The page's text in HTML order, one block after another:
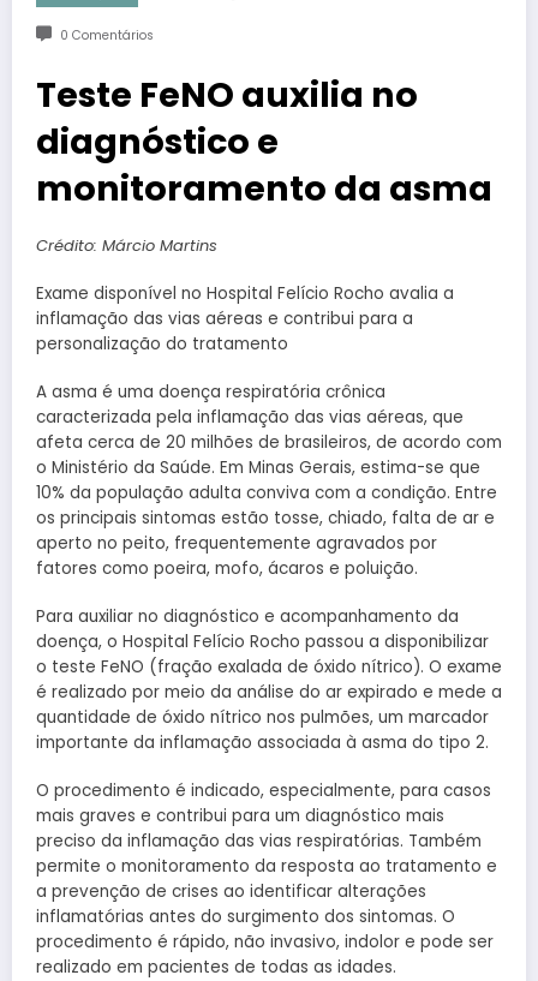
0 Comentários
Teste FeNO auxilia no
diagnóstico e
monitoramento da asma
Crédito: Márcio Martins
Exame disponível no Hospital Felício Rocho avalia a
inflamação das vias aéreas e contribui para a
personalização do tratamento
A asma é uma doença respiratória crônica
caracterizada pela inflamação das vias aéreas, que
afeta cerca de 20 milhões de brasileiros, de acordo com
o Ministério da Saúde. Em Minas Gerais, estima-se que
10% da população adulta conviva com a condição. Entre
os principais sintomas estão tosse, chiado, falta de ar e
aperto no peito, frequentemente agravados por
fatores como poeira, mofo, ácaros e poluição.
Para auxiliar no diagnóstico e acompanhamento da
doença, o Hospital Felício Rocho passou a disponibilizar
o teste FeNO (fração exalada de óxido nítrico). O exame
é realizado por meio da análise do ar expirado e mede a
quantidade de óxido nítrico nos pulmões, um marcador
importante da inflamação associada à asma do tipo 2.
O procedimento é indicado, especialmente, para casos
mais graves e contribui para um diagnóstico mais
preciso da inflamação das vias respiratórias. Também
permite o monitoramento da resposta ao tratamento e
a prevenção de crises ao identificar alterações
inflamatórias antes do surgimento dos sintomas. O
procedimento é rápido, não invasivo, indolor e pode ser
realizado em pacientes de todas as idades.